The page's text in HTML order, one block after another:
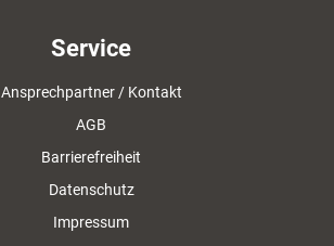
Service
Ansprechpartner / Kontakt
AGB
Barrierefreiheit
Datenschutz
Impressum